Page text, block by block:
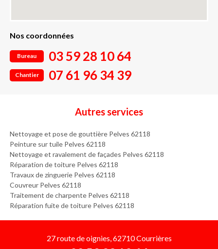
Nos coordonnées
Bureau 03 59 28 10 64
Chantier 07 61 96 34 39
Autres services
Nettoyage et pose de gouttière Pelves 62118
Peinture sur tuile Pelves 62118
Nettoyage et ravalement de façades Pelves 62118
Réparation de toiture Pelves 62118
Travaux de zinguerie Pelves 62118
Couvreur Pelves 62118
Traitement de charpente Pelves 62118
Réparation fuite de toiture Pelves 62118
27 route de oignies, 62710 Courrières